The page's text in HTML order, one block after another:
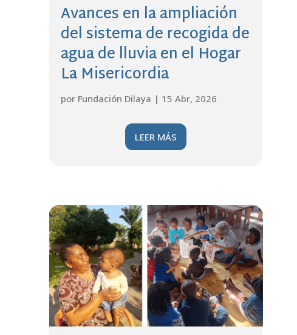
Avances en la ampliación
del sistema de recogida de
agua de lluvia en el Hogar
La Misericordia
por Fundación Dilaya | 15 Abr, 2026
LEER MÁS